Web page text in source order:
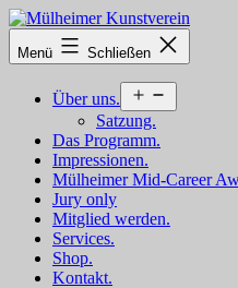
Zum
Inhalt
springen
Mülheimer
Kunstverein
Menü Schließen
Über uns.
öffnen
Satzung.
Das Programm.
Impressionen.
Mülheimer Mid-Career
Jury only
Mitglied werden.
Services.
Shop.
Kontakt.